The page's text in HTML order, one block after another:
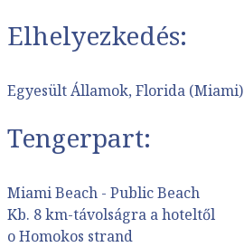
Elhelyezkedés:
Egyesült Államok, Florida (Miami)
Tengerpart:
Miami Beach - Public Beach
Kb. 8 km-távolságra a hoteltől
o Homokos strand